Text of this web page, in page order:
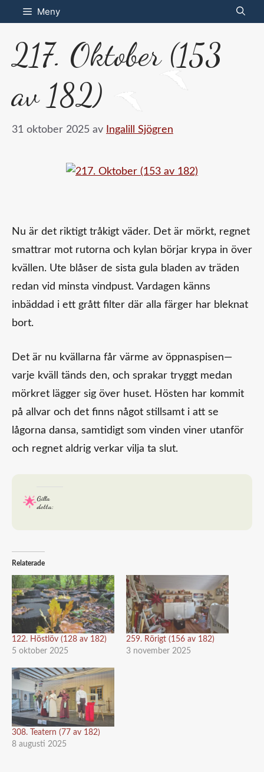
Hoppa
till
innehåll
Meny
217. Oktober (153
av 182)
31 oktober 2025 av Ingalill Sjögren
Nu är det riktigt tråkigt väder. Det är mörkt, regnet
smattrar mot rutorna och kylan börjar krypa in över
kvällen. Ute blåser de sista gula bladen av träden
redan vid minsta vindpust. Vardagen känns
inbäddad i ett grått filter där alla färger har bleknat
bort.​
Det är nu kvällarna får värme av öppnaspisen—
varje kväll tänds den, och sprakar tryggt medan
mörkret lägger sig över huset. Hösten har kommit
på allvar och det finns något stillsamt i att se
lågorna dansa, samtidigt som vinden viner utanför
och regnet aldrig verkar vilja ta slut.
Gilla
detta:
Relaterade
122. Höstlöv (128 av 182)
5 oktober 2025
259. Rörigt (156 av 182)
3 november 2025
308. Teatern (77 av 182)
8 augusti 2025